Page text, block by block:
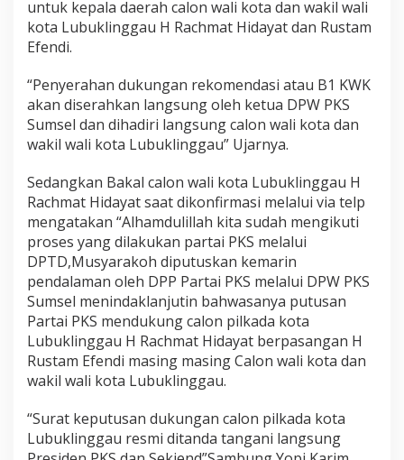
untuk kepala daerah calon wali kota dan wakil wali
kota Lubuklinggau H Rachmat Hidayat dan Rustam
Efendi.
“Penyerahan dukungan rekomendasi atau B1 KWK
akan diserahkan langsung oleh ketua DPW PKS
Sumsel dan dihadiri langsung calon wali kota dan
wakil wali kota Lubuklinggau” Ujarnya.
Sedangkan Bakal calon wali kota Lubuklinggau H
Rachmat Hidayat saat dikonfirmasi melalui via telp
mengatakan “Alhamdulillah kita sudah mengikuti
proses yang dilakukan partai PKS melalui
DPTD,Musyarakoh diputuskan kemarin
pendalaman oleh DPP Partai PKS melalui DPW PKS
Sumsel menindaklanjutin bahwasanya putusan
Partai PKS mendukung calon pilkada kota
Lubuklinggau H Rachmat Hidayat berpasangan H
Rustam Efendi masing masing Calon wali kota dan
wakil wali kota Lubuklinggau.
“Surat keputusan dukungan calon pilkada kota
Lubuklinggau resmi ditanda tangani langsung